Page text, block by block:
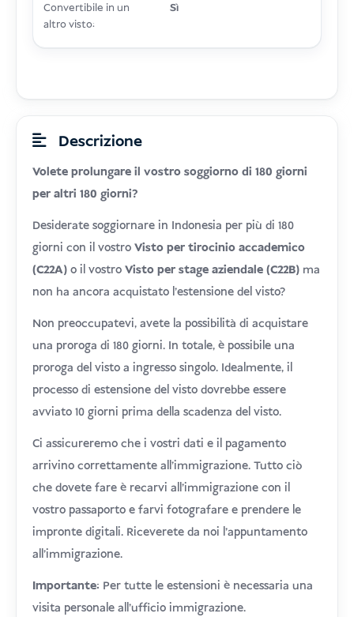
Convertibile in un
altro visto:
Sì
Descrizione
Volete prolungare il vostro soggiorno di 180 giorni
per altri 180 giorni?
Desiderate soggiornare in Indonesia per più di 180
giorni con il vostroVisto per tirocinio accademico
(C22A) o il vostroVisto per stage aziendale (C22B) ma
non ha ancora acquistato l'estensione del visto?
Non preoccupatevi, avete la possibilità di acquistare
una proroga di 180 giorni. In totale, è possibile una
proroga del visto a ingresso singolo. Idealmente, il
processo di estensione del visto dovrebbe essere
avviato 10 giorni prima della scadenza del visto.
Ci assicureremo che i vostri dati e il pagamento
arrivino correttamente all'immigrazione. Tutto ciò
che dovete fare è recarvi all'immigrazione con il
vostro passaporto e farvi fotografare e prendere le
impronte digitali. Riceverete da noi l'appuntamento
all'immigrazione.
Importante: Per tutte le estensioni è necessaria una
visita personale all'ufficio immigrazione.